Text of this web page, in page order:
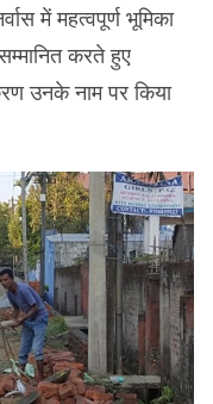
में महत्वपूर्ण भूमिका
करते हुए
उनके नाम पर किया